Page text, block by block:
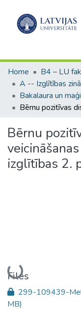
Home
Bērnu
izglītības 2.
Loading...
Files
299-109439-
MB)